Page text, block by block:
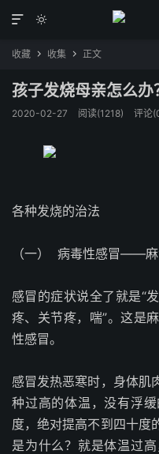


收藏  收集  正文
孩子发烧母亲怎么办
2020-02-27 阅读(1218) 评论
各种发烧的治法
（一） 病毒性感冒——麻
感冒的症状说全了就是“
疼、关节疼，喘”。这是
性感冒。
感冒发热恶寒时，身体肌
种过高的体温，没有浮
度，绝对提高不到四十度
是为什么？就是体温过